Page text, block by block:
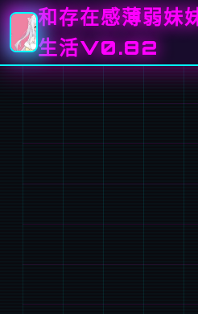
和存在感薄弱妹
生活V0.82